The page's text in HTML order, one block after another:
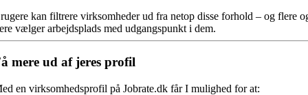
kan filtrere virksomheder ud fra netop disse forhold – og flere
vælger arbejdsplads med udgangspunkt i dem.
mere ud af jeres profil
en virksomhedsprofil på Jobrate.dk får I mulighed for at: